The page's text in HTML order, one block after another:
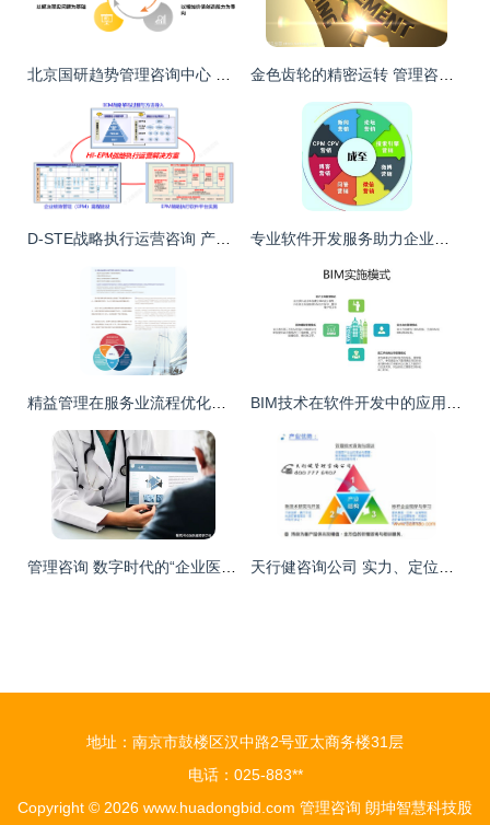
地址：南京市鼓楼区汉中路2号亚太商务楼31层
电话：025-883**
Copyright © 2026 www.huadongbid.com 管理咨询 朗坤智慧科技股